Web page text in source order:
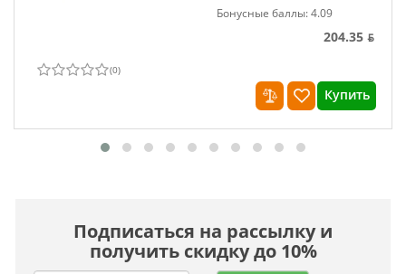
Бонусные баллы: 4.09
204.35 ƃ
(0)
Купить
Подписаться на рассылку и
получить скидку до 10%